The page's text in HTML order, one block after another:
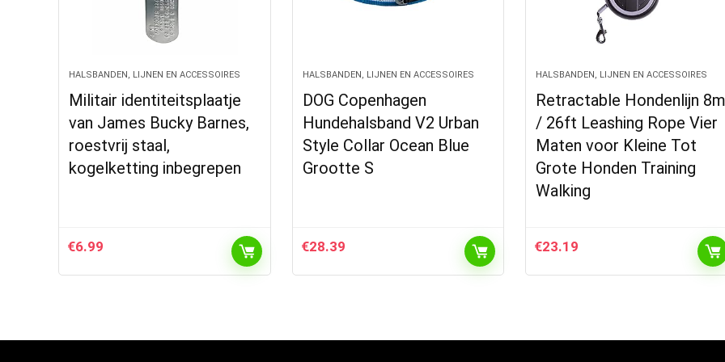
HALSBANDEN, LIJNEN EN ACCESSOIRES
Militair identiteitsplaatje
van James Bucky Barnes,
roestvrij staal,
kogelketting inbegrepen
€6.99
HALSBANDEN, LIJNEN EN ACCESSOIRES
DOG Copenhagen
Hundehalsband V2 Urban
Style Collar Ocean Blue
Grootte S
€28.39
HALSBANDEN, LIJNEN EN ACCESSOIRES
Retractable Hondenlijn
/ 26ft Leashing Rope Vier
Maten voor Kleine Tot
Grote Honden Training
Walking
€23.19